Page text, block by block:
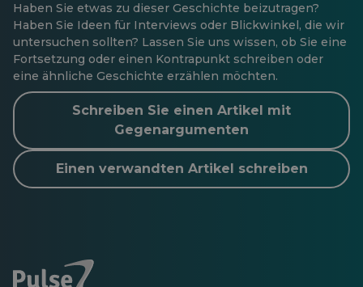
Haben Sie etwas zu dieser Geschichte beizutragen?
Haben Sie Ideen für Interviews oder Blickwinkel, die wir
untersuchen sollten? Lassen Sie uns wissen, ob Sie eine
Fortsetzung oder einen Kontrapunkt schreiben oder
eine ähnliche Geschichte erzählen möchten.
Schreiben Sie einen Artikel mit
Gegenargumenten
Einen verwandten Artikel schreiben